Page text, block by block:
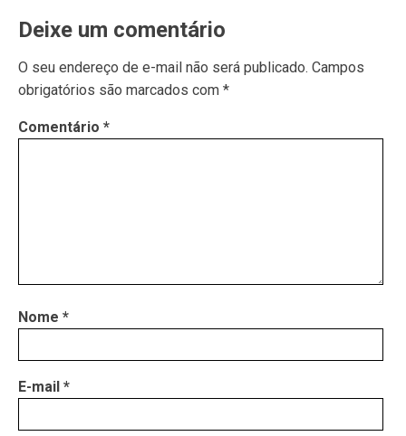
Deixe um comentário
O seu endereço de e-mail não será publicado. Campos
obrigatórios são marcados com *
Comentário *
Nome *
E-mail *